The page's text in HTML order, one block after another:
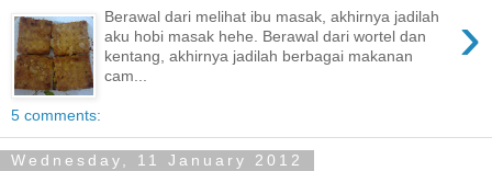
›
Berawal dari melihat ibu masak, akhirnya jadilah
aku hobi masak hehe. Berawal dari wortel dan
kentang, akhirnya jadilah berbagai makanan
cam...
5 comments:
Wednesday, 11 January 2012